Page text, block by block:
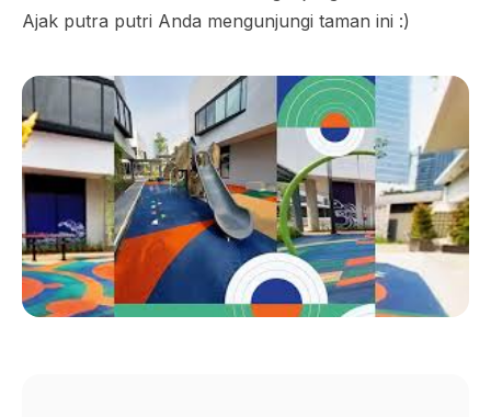
Ajak putra putri Anda mengunjungi taman ini :)